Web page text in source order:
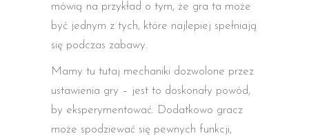
mówią na przykład o tym, że gra ta może
być jednym z tych, które najlepiej spełniają
się podczas zabawy.
Mamy tu tutaj mechaniki dozwolone przez
ustawienia gry – jest to doskonały powód,
by eksperymentować. Dodatkowo gracz
może spodziewać się pewnych funkcji,